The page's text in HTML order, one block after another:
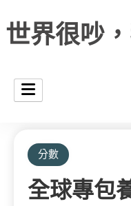
世界很吵
分數
全球專包